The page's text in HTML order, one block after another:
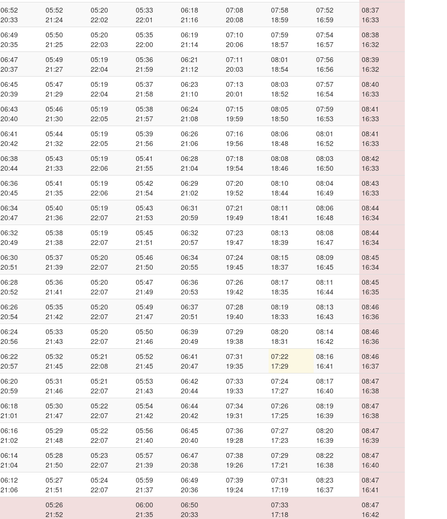
06:52
20:33
05:52
21:24
05:20
22:02
05:33
22:01
06:18
21:16
07:08
20:08
07:58
18:59
07:52
16:59
08:37
16:33
06:49
20:35
05:50
21:25
05:20
22:03
05:35
22:00
06:19
21:14
07:10
20:06
07:59
18:57
07:54
16:57
08:38
16:32
06:47
20:37
05:49
21:27
05:19
22:04
05:36
21:59
06:21
21:12
07:11
20:03
08:01
18:54
07:56
16:56
08:39
16:32
06:45
20:39
05:47
21:29
05:19
22:04
05:37
21:58
06:23
21:10
07:13
20:01
08:03
18:52
07:57
16:54
08:40
16:33
06:43
20:40
05:46
21:30
05:19
22:05
05:38
21:57
06:24
21:08
07:15
19:59
08:05
18:50
07:59
16:53
08:41
16:33
06:41
20:42
05:44
21:32
05:19
22:05
05:39
21:56
06:26
21:06
07:16
19:56
08:06
18:48
08:01
16:52
08:41
16:33
06:38
20:44
05:43
21:33
05:19
22:06
05:41
21:55
06:28
21:04
07:18
19:54
08:08
18:46
08:03
16:50
08:42
16:33
06:36
20:45
05:41
21:35
05:19
22:06
05:42
21:54
06:29
21:02
07:20
19:52
08:10
18:44
08:04
16:49
08:43
16:33
06:34
20:47
05:40
21:36
05:19
22:07
05:43
21:53
06:31
20:59
07:21
19:49
08:11
18:41
08:06
16:48
08:44
16:34
06:32
20:49
05:38
21:38
05:19
22:07
05:45
21:51
06:32
20:57
07:23
19:47
08:13
18:39
08:08
16:47
08:44
16:34
06:30
20:51
05:37
21:39
05:20
22:07
05:46
21:50
06:34
20:55
07:24
19:45
08:15
18:37
08:09
16:45
08:45
16:34
06:28
20:52
05:36
21:41
05:20
22:07
05:47
21:49
06:36
20:53
07:26
19:42
08:17
18:35
08:11
16:44
08:45
16:35
06:26
20:54
05:35
21:42
05:20
22:07
05:49
21:47
06:37
20:51
07:28
19:40
08:19
18:33
08:13
16:43
08:46
16:36
06:24
20:56
05:33
21:43
05:20
22:07
05:50
21:46
06:39
20:49
07:29
19:38
08:20
18:31
08:14
16:42
08:46
16:36
06:22
20:57
05:32
21:45
05:21
22:08
05:52
21:45
06:41
20:47
07:31
19:35
07:22
17:29
08:16
16:41
08:46
16:37
06:20
20:59
05:31
21:46
05:21
22:07
05:53
21:43
06:42
20:44
07:33
19:33
07:24
17:27
08:17
16:40
08:47
16:38
06:18
21:01
05:30
21:47
05:22
22:07
05:54
21:42
06:44
20:42
07:34
19:31
07:26
17:25
08:19
16:39
08:47
16:38
06:16
21:02
05:29
21:48
05:22
22:07
05:56
21:40
06:45
20:40
07:36
19:28
07:27
17:23
08:20
16:39
08:47
16:39
06:14
21:04
05:28
21:50
05:23
22:07
05:57
21:39
06:47
20:38
07:38
19:26
07:29
17:21
08:22
16:38
08:47
16:40
06:12
21:06
05:27
21:51
05:24
22:07
05:59
21:37
06:49
20:36
07:39
19:24
07:31
17:19
08:23
16:37
08:47
16:41
05:26
21:52
06:00
21:35
06:50
20:33
07:33
17:18
08:47
16:42